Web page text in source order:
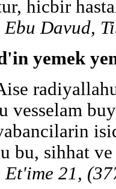
hicbir
Ebu Davud,
yemek
vesselam
bu, sihhat
Et'ime 21,